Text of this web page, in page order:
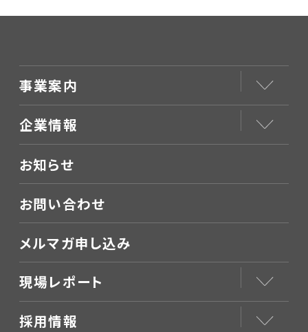
事業案内
企業情報
お知らせ
お問い合わせ
メルマガ申し込み
現場レポート
採用情報